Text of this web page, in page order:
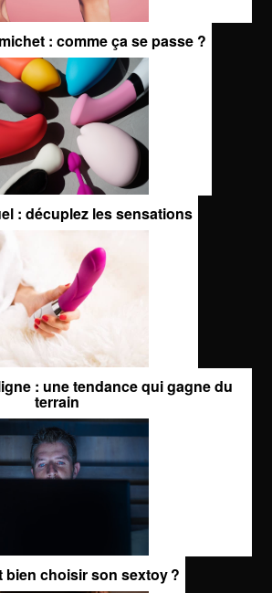
: comme ça se passe ?
: décuplez les sensations
: une tendance qui gagne du
terrain
bien choisir son sextoy ?